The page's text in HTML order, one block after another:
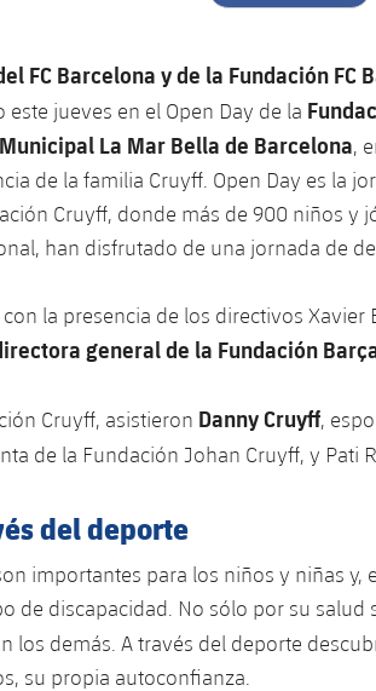
FC Barcelona y de la Fundación FC
este jueves en el Open Day de la
La Mar Bella de Barcelona,
de la familia Cruyff. Open Day es la
Cruyff, donde más de 900 niños y
han disfrutado de una jornada de
la presencia de los directivos Xavier
general de la Fundación
Cruyff, asistieron Danny Cruyff,
de la Fundación Johan Cruyff, y Pati
del deporte
importantes para los niños y niñas y,
de discapacidad. No sólo por su salud
los demás. A través del deporte
su propia autoconfianza.